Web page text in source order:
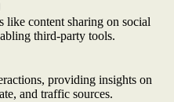
like content sharing on social
third-party tools.
providing insights on
and traffic sources.